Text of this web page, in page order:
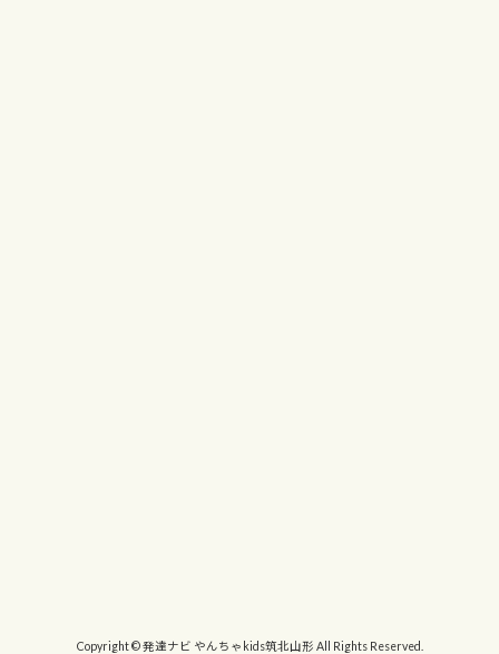
Copyright © 発達ナビ やんちゃkids筑北山形 All Rights Reserved.